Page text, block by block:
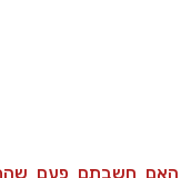
האם חשבתם פעם